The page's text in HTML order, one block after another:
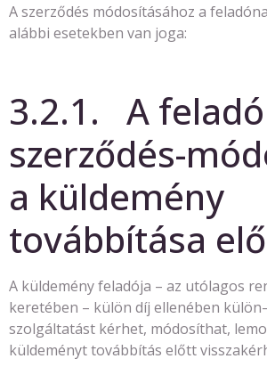
A szerződés módosításához a
alábbi esetekben van joga:
3.2.1. A feladó
szerződés-
a küldemény
továbbítása
A küldemény feladója – az utólagos
keretében – külön díj ellenében
szolgáltatást kérhet, módosíthat,
küldeményt továbbítás előtt